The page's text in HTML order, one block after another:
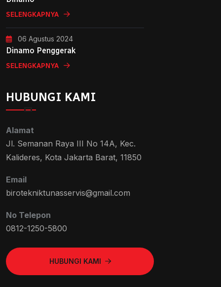
SELENGKAPNYA
06 Agustus 2024
Dinamo Penggerak
SELENGKAPNYA
HUBUNGI KAMI
Alamat
Jl. Semanan Raya III No 14A, Kec.
Kalideres, Kota Jakarta Barat, 11850
Email
birotekniktunasservis@gmail.com
No Telepon
0812-1250-5800
HUBUNGI KAMI